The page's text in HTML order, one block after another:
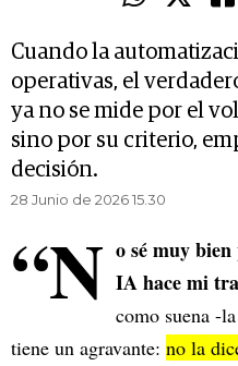
Cuando la
operativas, el
ya no se mide por el
sino por su criterio,
decisión.
28 Junio de 2026 15.30
“N o sé muy
IA hace mi
como suena -
tiene un agravante: no la